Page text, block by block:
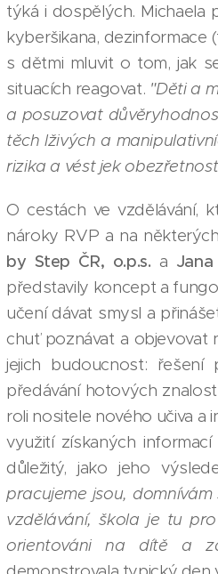
týká i dospělých. Michaela
kyberšikana, dezinformace
s dětmi mluvit o tom, jak
situacích reagovat. "Děti a
a posuzovat
těch lživých a
rizika a vést jek
O cestách ve vzdělávání,
nároky RVP a na
by Step ČR, o.p.s. a
představily koncept a
učení dávat smysl a
chuť poznávat a objevovat
jejich budoucnost: řešení
předávání hotových
roli nositele nového učiva a
využití získaných
důležitý, jako jeho
pracujeme jsou,
vzdělávání, škola je tu
orientováni na dítě a